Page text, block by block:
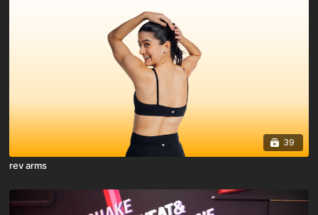
39
rev arms